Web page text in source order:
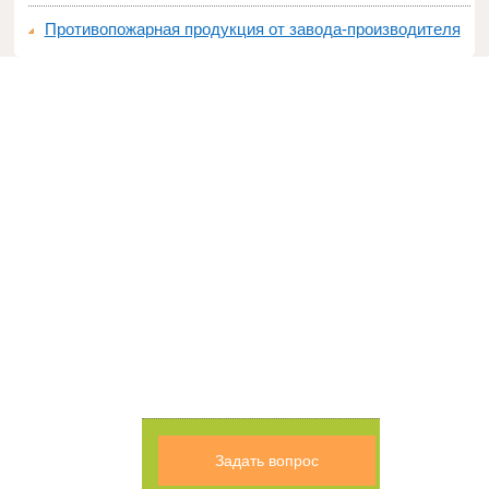
Противопожарная продукция от завода-производителя
Задать вопрос